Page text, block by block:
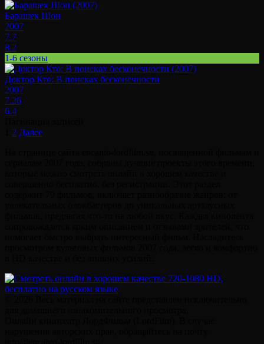
Барашек Шон
2007
7.7
8.2
1-6 сезоны
Доктор Кто: В поисках бесконечности
2007
7.26
6.4
2 Далее